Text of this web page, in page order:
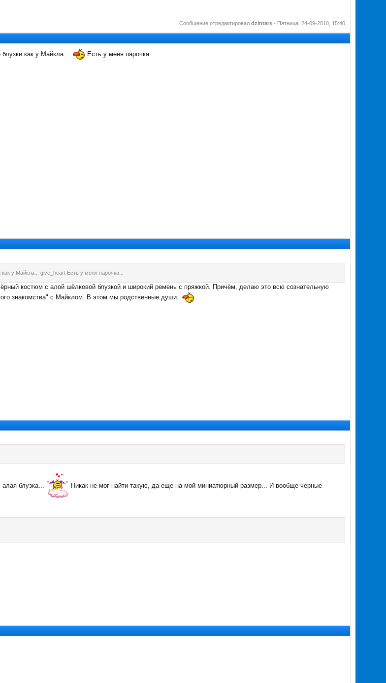
Сообщение отредактировал dzintars - Пятница, 24-09-2010, 15:40
как у Майкла... Есть у меня парочка...
у Майкла... give_heart Есть у меня парочка...
костюм с алой шёлковой блузкой и широкий ремень с пряжкой. Причём, делаю это всю сознательную
знакомства" с Майклом. В этом мы родственные души.
блузка... Никак не мог найти такую, да еще на мой миниатюрный размер... И вообще черные